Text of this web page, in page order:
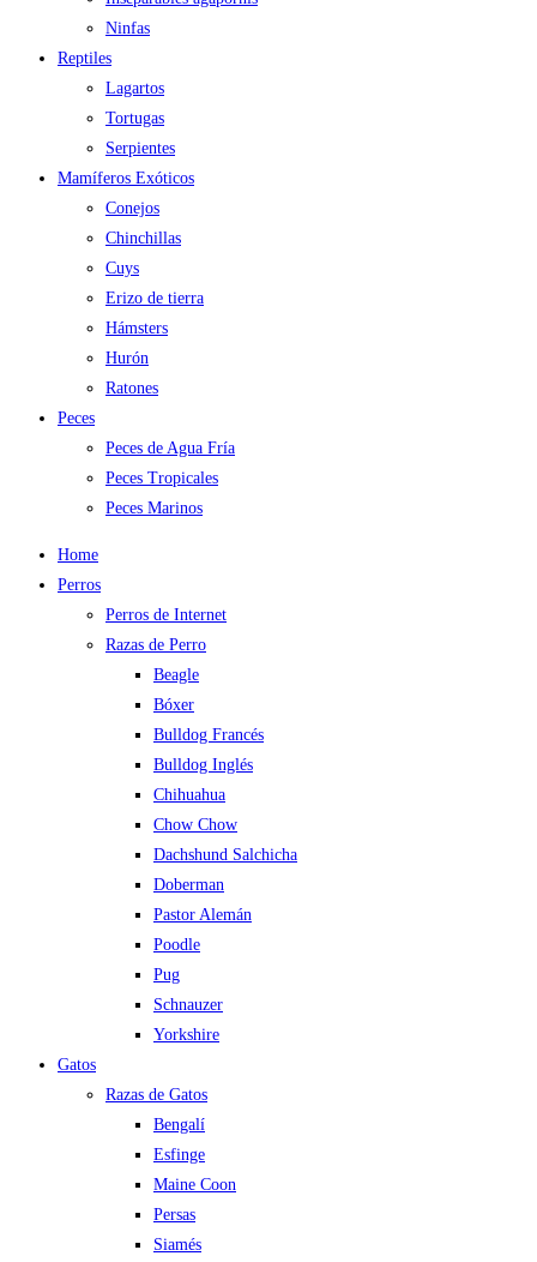
Ninfas
Reptiles
Lagartos
Tortugas
Serpientes
Mamíferos Exóticos
Conejos
Chinchillas
Cuys
Erizo de tierra
Hámsters
Hurón
Ratones
Peces
Peces de Agua Fría
Peces Tropicales
Peces Marinos
Home
Perros
Perros de Internet
Razas de Perro
Beagle
Bóxer
Bulldog Francés
Bulldog Inglés
Chihuahua
Chow Chow
Dachshund Salchicha
Doberman
Pastor Alemán
Poodle
Pug
Schnauzer
Yorkshire
Gatos
Razas de Gatos
Bengalí
Esfinge
Maine Coon
Persas
Siamés